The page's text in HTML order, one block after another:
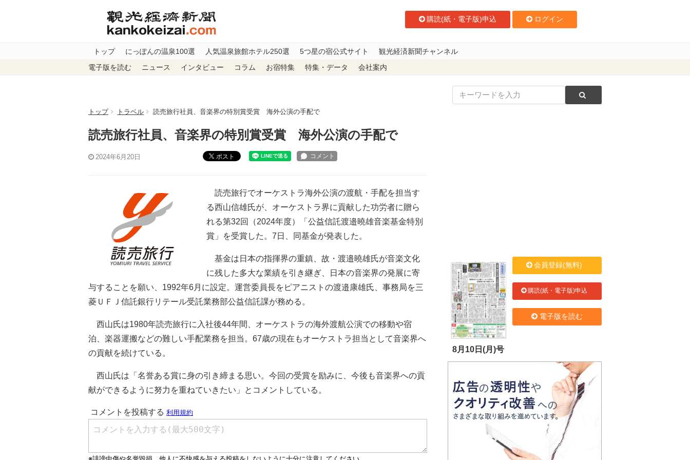
購読(紙・電子版)申込 ログイン
トップ にっぽんの温泉100選 人気温泉旅館ホテル250選 5つ星の宿公式サイト 観光経済新聞チャンネル
電子版を読む ニュース インタビュー コラム お宿特集 特集・データ 会社案内
トップ トラベル 読売旅行社員、音楽界の特別賞受賞 海外公演の手配で
読売旅行社員、音楽界の特別賞受賞 海外公演の手配で
2024年6月20日 ポスト
読売旅行でオーケストラ海外公演の渡航・手配を担当す
る西山信雄氏が、オーケストラ界に貢献した功労者に贈ら
れる第32回（2024年度）「公益信託渡邉曉雄音楽基金特別
賞」を受賞した。7日、同基金が発表した。
基金は日本の指揮界の重鎮、故・渡邉曉雄氏が音楽文化
に残した多大な業績を引き継ぎ、日本の音楽界の発展に寄
与することを願い、1992年6月に設定。運営委員長をピアニストの渡邉康雄氏、事務局を三
菱ＵＦＪ信託銀行リテール受託業務部公益信託課が務める。
西山氏は1980年読売旅行に入社後44年間、オーケストラの海外渡航公演での移動や宿
泊、楽器運搬などの難しい手配業務を担当。67歳の現在もオーケストラ担当として音楽界へ
の貢献を続けている。
西山氏は「名誉ある賞に身の引き締まる思い。今回の受賞を励みに、今後も音楽界への貢
献ができるように努力を重ねていきたい」とコメントしている。
8月10日(月)号
会員登録(無料)
購読(紙・電子版)申込
電子版を読む